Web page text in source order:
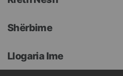
Shërbime
Llogaria Ime